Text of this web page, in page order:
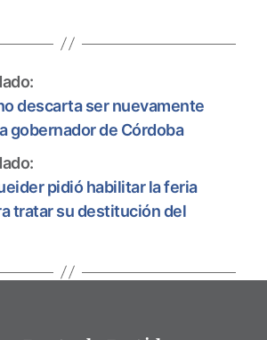
descarta ser nuevamente
gobernador de Córdoba
pidió habilitar la feria
tratar su destitución del